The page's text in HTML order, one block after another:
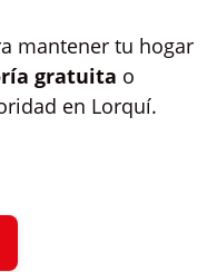
mantener tu hogar
gratuita o
en Lorquí.